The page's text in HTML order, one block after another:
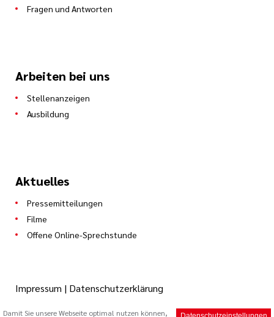
Fragen und Antworten
Arbeiten bei uns
Stellenanzeigen
Ausbildung
Aktuelles
Pressemitteilungen
Filme
Offene Online-Sprechstunde
Impressum | Datenschutzerklärung
Damit Sie unsere Webseite optimal nutzen können,